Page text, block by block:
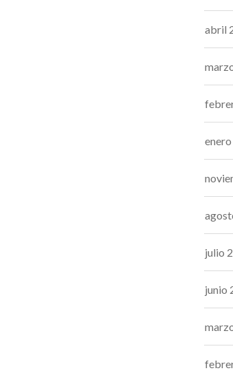
abril
julio
junio